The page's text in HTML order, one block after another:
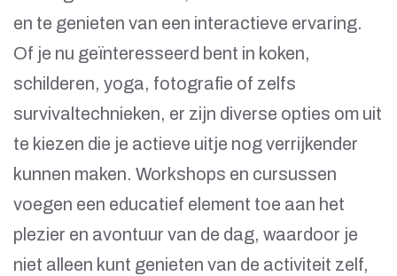
en te genieten van een interactieve ervaring.
Of je nu geïnteresseerd bent in koken,
schilderen, yoga, fotografie of zelfs
survivaltechnieken, er zijn diverse opties om uit
te kiezen die je actieve uitje nog verrijkender
kunnen maken. Workshops en cursussen
voegen een educatief element toe aan het
plezier en avontuur van de dag, waardoor je
niet alleen kunt genieten van de activiteit zelf,